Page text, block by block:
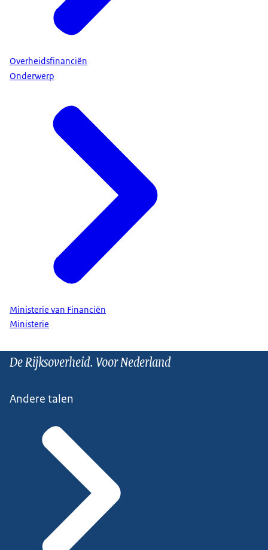
Overheidsfinanciën
Onderwerp
Ministerie van Financiën
Ministerie
De Rijksoverheid. Voor Nederland
Andere talen